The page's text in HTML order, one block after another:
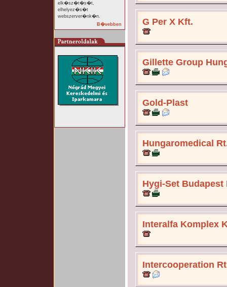
elk�sz�t�s�t,
elhelyez�s�t
webszerver�nk�n.
B�vebben
G Per X Kft.
Gillette Group
Gold-Plast
Hungaromedical
Hygi-Set Budapest
Interalfa Komplex
Intercooperation